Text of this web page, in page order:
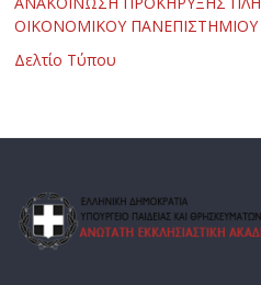
ΟΙΚΟΝΟΜΙΚΟΥ
Δελτίο Τύπου